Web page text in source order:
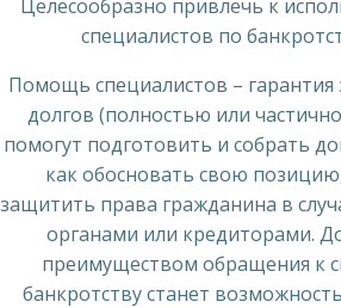
Целесообразно привлечь к
специалистов по
Помощь специалистов – гарантия
долгов (полностью или
помогут подготовить и собрать
как обосновать свою
защитить права гражданина в
органами или кредиторами.
преимуществом обращения к
банкротству станет